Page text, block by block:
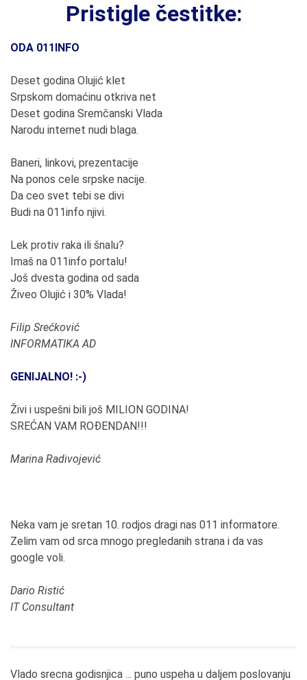
Pristigle čestitke:
ODA 011INFO
Deset godina Olujić klet
Srpskom domaćinu otkriva net
Deset godina Sremčanski Vlada
Narodu internet nudi blaga.
Baneri, linkovi, prezentacije
Na ponos cele srpske nacije.
Da ceo svet tebi se divi
Budi na 011info njivi.
Lek protiv raka ili šnalu?
Imaš na 011info portalu!
Još dvesta godina od sada
Živeo Olujić i 30% Vlada!
Filip Srećković
INFORMATIKA AD
GENIJALNO! :-)
Živi i uspešni bili još MILION GODINA!
SREĆAN VAM ROĐENDAN!!!
Marina Radivojević
Neka vam je sretan 10. rodjos dragi nas 011 informatore.
Zelim vam od srca mnogo pregledanih strana i da vas
google voli.
Dario Ristić
IT Consultant
Vlado srecna godisnjica ... puno uspeha u daljem poslovanju